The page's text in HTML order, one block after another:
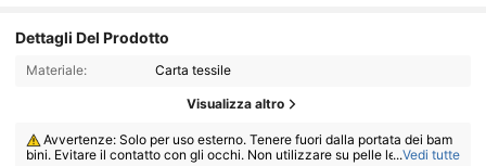
Dettagli Del Prodotto
Materiale: Carta tessile
Visualizza altro
Avvertenze: Solo per uso esterno. Tenere fuori dalla portata dei bam
bini. Evitare il contatto con gli occhi. Non utilizzare su pelle lesa o irritat
...Vedi tutte